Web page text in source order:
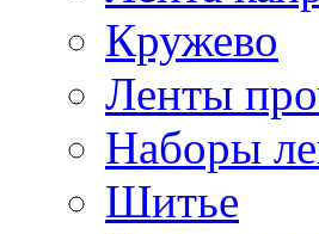
Кружево
Ленты
Наборы
Шитье